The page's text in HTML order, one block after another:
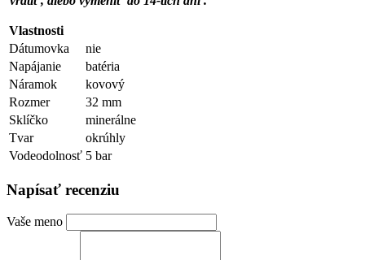
Vlastnosti
Dátumovka
nie
Napájanie
batéria
Náramok
kovový
Rozmer
32 mm
Sklíčko
minerálne
Tvar
okrúhly
Vodeodolnosť 5 bar
Napísať recenziu
Vaše meno